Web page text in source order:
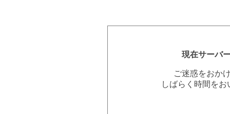
現在サーバ
ご迷惑をおか
しばらく時間を